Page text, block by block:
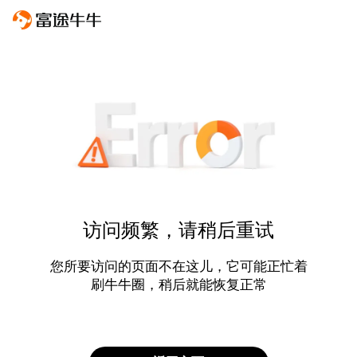
访问频繁，请稍后重试
您所要访问的页面不在这儿，它可能正忙着
刷牛牛圈，稍后就能恢复正常